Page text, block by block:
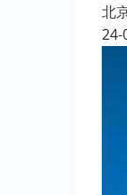
北
24-